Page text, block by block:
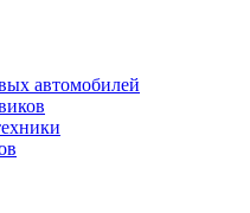
автомобилей